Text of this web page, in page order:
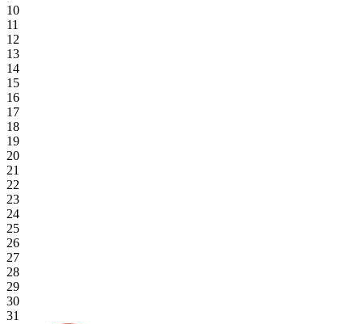
10
11
12
13
14
15
16
17
18
19
20
21
22
23
24
25
26
27
28
29
30
31